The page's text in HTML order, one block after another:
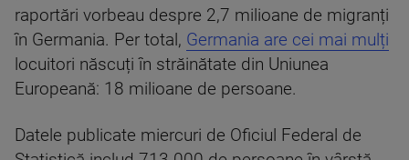
raportări vorbeau despre 2,7 milioane de migranți
în Germania. Per total, Germania are cei mai mulți
locuitori născuți în străinătate din Uniunea
Europeană: 18 milioane de persoane.
Datele publicate miercuri de Oficiul Federal de